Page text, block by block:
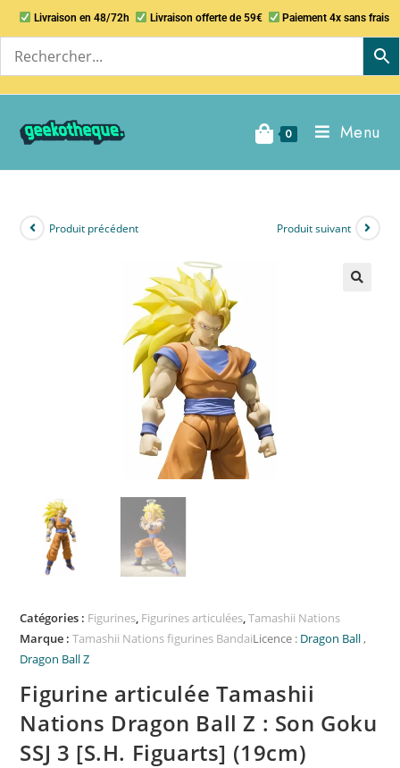
Livraison en 48/72h Livraison offerte de 59€ Paiement 4x sans frais
0 Menu
Produit précédent Produit suivant
Catégories : Figurines, Figurines articulées,Tamashii Nations
Marque :Tamashii Nations figurines BandaiLicence : Dragon Ball,
Dragon Ball Z
Figurine articulée Tamashii
Nations Dragon Ball Z : Son Goku
SSJ 3 [S.H. Figuarts] (19cm)